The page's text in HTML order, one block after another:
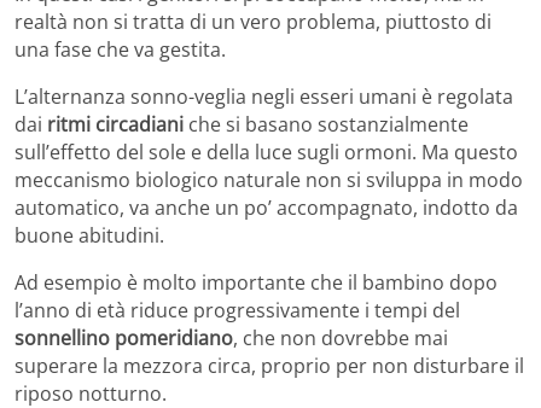
realtà non si tratta di un vero problema, piuttosto di
una fase che va gestita.
L’alternanza sonno-veglia negli esseri umani è regolata
dai ritmi circadiani che si basano sostanzialmente
sull’effetto del sole e della luce sugli ormoni. Ma questo
meccanismo biologico naturale non si sviluppa in modo
automatico, va anche un po’ accompagnato, indotto da
buone abitudini.
Ad esempio è molto importante che il bambino dopo
l’anno di età riduce progressivamente i tempi del
sonnellino pomeridiano, che non dovrebbe mai
superare la mezzora circa, proprio per non disturbare il
riposo notturno.